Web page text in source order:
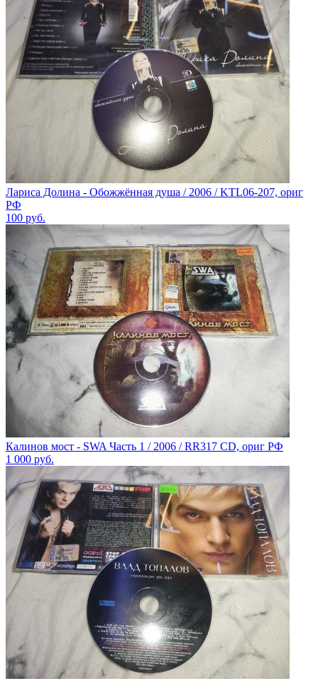
Лариса Долина - Обожжённая душа / 2006 / KTL06-207, ориг
РФ
100 руб.
Калинов мост - SWA Часть 1 / 2006 / RR317 CD, ориг РФ
1 000 руб.